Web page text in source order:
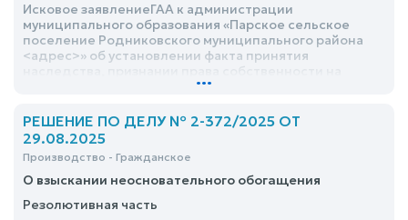
Исковое заявлениеГАА к администрации
муниципального образования «Парское сельское
поселение Родниковского муниципального района
<адрес>» об установлении факта принятия
объект недвижимого имущества в порядке
...
РЕШЕНИЕ ПО ДЕЛУ № 2-372/2025 ОТ
29.08.2025
Производство - Гражданское
О взыскании неосновательного обогащения
Резолютивная часть